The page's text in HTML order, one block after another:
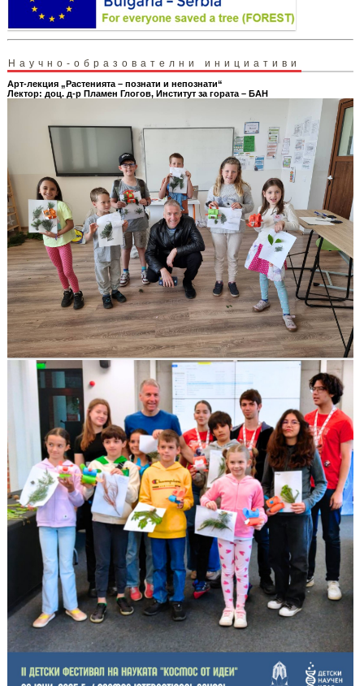
Научно-образователни инициативи
Арт-лекция „Растенията – познати и непознати“
Лектор: доц. д-р Пламен Глогов, Институт за гората – БАН